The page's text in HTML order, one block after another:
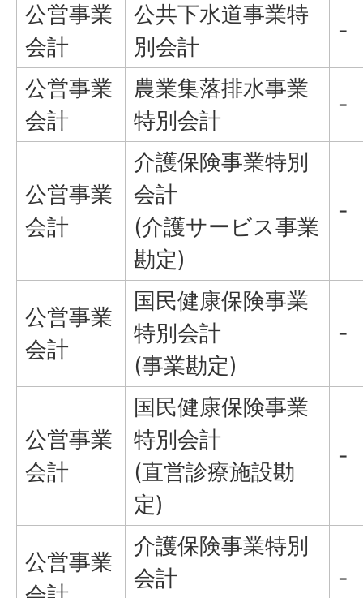
公営事業
会計
公共下水道事業特
別会計
-
公営事業
会計
農業集落排水事業
特別会計
-
公営事業
会計
介護保険事業特別
会計
(介護サービス事業
勘定)
-
公営事業
会計
国民健康保険事業
特別会計
(事業勘定)
-
公営事業
会計
国民健康保険事業
特別会計
(直営診療施設勘
定)
-
公営事業
介護保険事業特別
会計
-